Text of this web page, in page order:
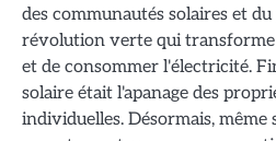
des communautés solaires et
révolution verte qui
et de consommer l'électricité.
solaire était l'apanage des
individuelles. Désormais,